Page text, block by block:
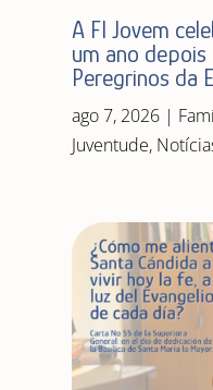
A FI Jovem
um ano depois
Peregrinos da
ago 7, 2026|
Juventude,